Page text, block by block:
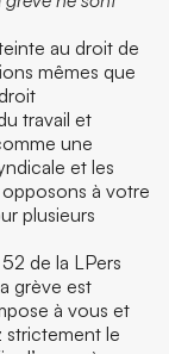
au droit de
mêmes que
travail et
une
et les
opposons à votre
plusieurs
de la LPers
grève est
à vous et
le